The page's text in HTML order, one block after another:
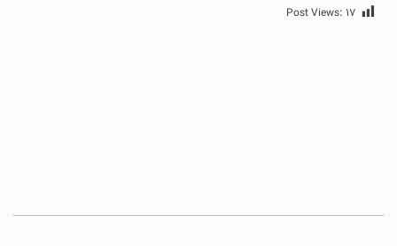
Post Views: ۱۷